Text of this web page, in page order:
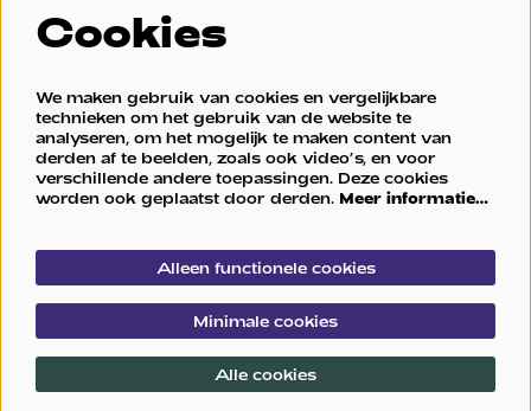
© Stadsschouwburg Nijmegen en Concertgebouw De
Powered byCultureSuite
Cookies
We maken gebruik van cookies en vergelijkbare
technieken om het gebruik van de website te
analyseren, om het mogelijk te maken content van
derden af te beelden, zoals ook video’s, en voor
verschillende andere toepassingen. Deze cookies
worden ook geplaatst door derden. Meer informatie…
Alleen functionele cookies
Minimale cookies
Alle cookies